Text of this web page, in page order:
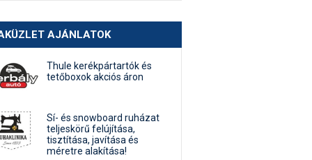
AJÁNLATOK
Thule kerékpártartók és
tetőboxok akciós áron
Sí- és snowboard ruházat
teljeskörű felújítása,
tisztítása, javítása és
méretre alakítása!